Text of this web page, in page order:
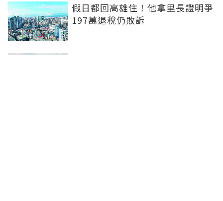
假日都回高雄住！他拿里長證明爭
197萬退稅仍敗訴